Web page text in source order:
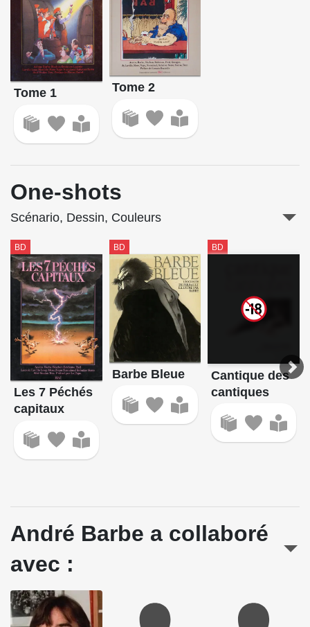
Tome 1 Tome 2
One-shots
Scénario, Dessin, Couleurs
BD
Les 7 Péchés
capitaux
BD
Barbe Bleue
BD
Cantique des
cantiques
André Barbe a collaboré
avec :